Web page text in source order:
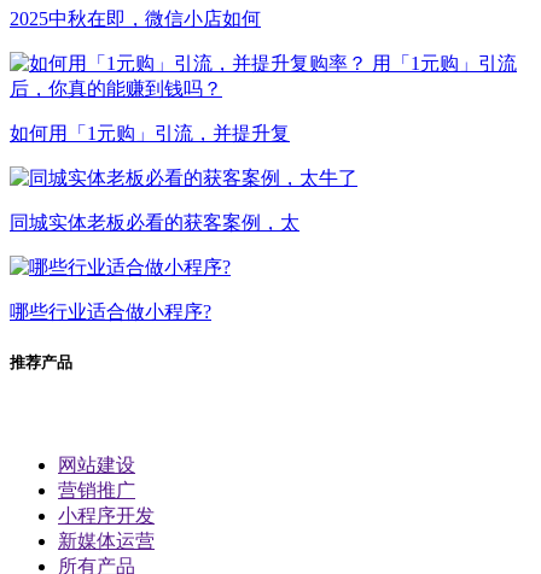
2025中秋在即，微信小店如何
如何用「1元购」引流，并提升复
同城实体老板必看的获客案例，太
哪些行业适合做小程序?
推荐产品
网站建设
营销推广
小程序开发
新媒体运营
所有产品